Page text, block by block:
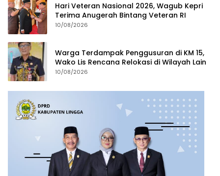
Hari Veteran Nasional 2026, Wagub Kepri
Terima Anugerah Bintang Veteran RI
10/08/2026
Warga Terdampak Penggusuran di KM 15,
Wako Lis Rencana Relokasi di Wilayah Lain
10/08/2026